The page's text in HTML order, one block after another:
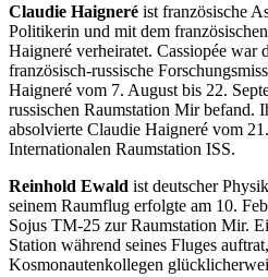
Claudie Haigneré ist französische
Politikerin und mit dem
Haigneré verheiratet. Cassiopée war
französisch-russische
Haigneré vom 7. August bis 22.
russischen Raumstation Mir befand.
absolvierte Claudie Haigneré vom
Internationalen Raumstation ISS.
Reinhold Ewald ist deutscher
seinem Raumflug erfolgte am 10.
Sojus TM-25 zur Raumstation Mir.
Station während seines Fluges
Kosmonautenkollegen